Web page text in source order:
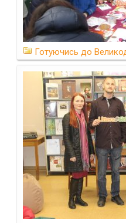
Готуючись до